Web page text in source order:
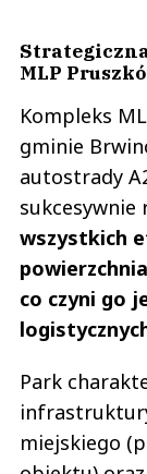
MLP
Kompleks
gminie
autostrady
sukcesywnie
wszystkich
co czyni go
Park
miejskiego